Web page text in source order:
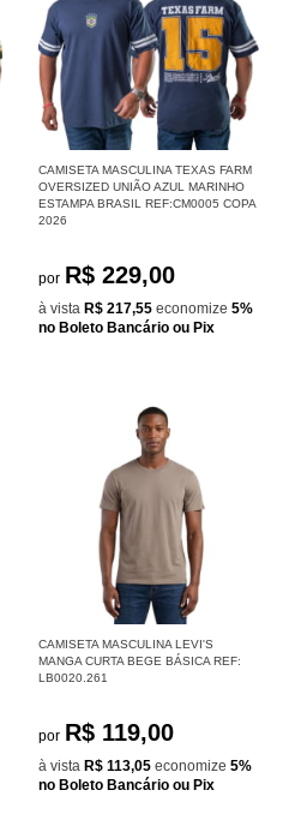
CAMISETA MASCULINA TEXAS FARM
OVERSIZED UNIÃO AZUL MARINHO
ESTAMPA BRASIL REF:CM0005 COPA
2026
por R$ 229,00
à vista R$ 217,55 economize 5%
no Boleto Bancário ou Pix
CAMISETA MASCULINA LEVI'S
MANGA CURTA BEGE BÁSICA REF:
LB0020.261
por R$ 119,00
à vista R$ 113,05 economize 5%
no Boleto Bancário ou Pix